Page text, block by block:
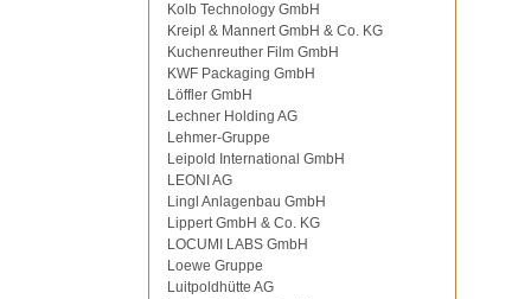
Kolb Technology GmbH
Kreipl & Mannert GmbH & Co. KG
Kuchenreuther Film GmbH
KWF Packaging GmbH
Löffler GmbH
Lechner Holding AG
Lehmer-Gruppe
Leipold International GmbH
LEONI AG
Lingl Anlagenbau GmbH
Lippert GmbH & Co. KG
LOCUMI LABS GmbH
Loewe Gruppe
Luitpoldhütte AG